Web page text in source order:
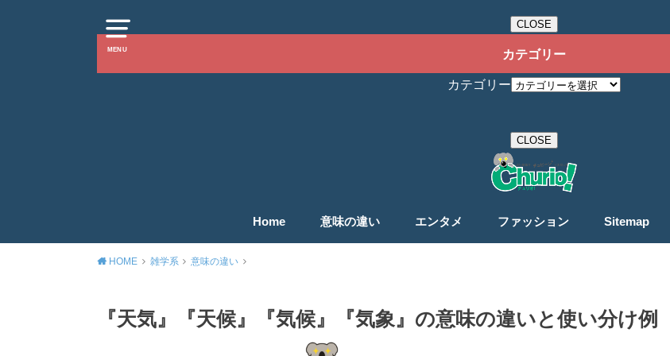
MENU
CLOSE
カテゴリー
カテゴリー
CLOSE
Home 意味の違い エンタメ ファッション Sitemap
HOME 雑学系 意味の違い
『天気』『天候』『気候』『気象』の意味の違いと使い分け例